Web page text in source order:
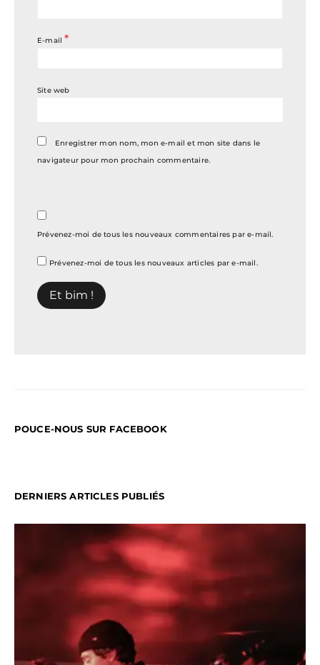
E-mail*
Site web
Enregistrer mon nom, mon e-mail et mon site dans le
navigateur pour mon prochain commentaire.
Prévenez-moi de tous les nouveaux commentaires par e-mail.
Prévenez-moi de tous les nouveaux articles par e-mail.
POUCE-NOUS SUR FACEBOOK
DERNIERS ARTICLES PUBLIÉS